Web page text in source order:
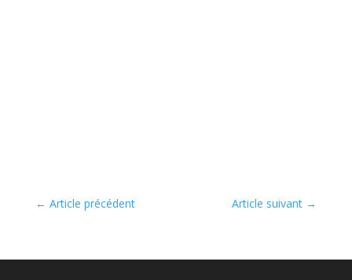
← Article précédent Article suivant →